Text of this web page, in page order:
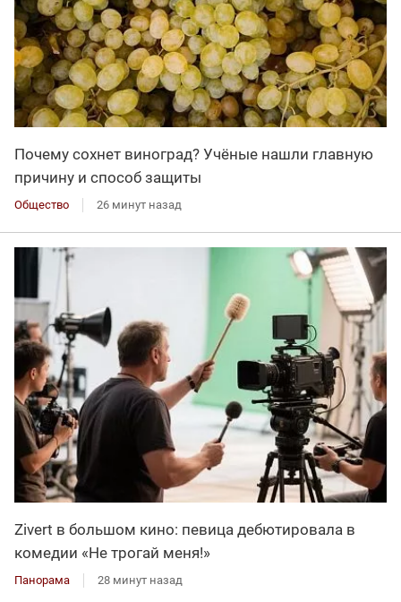
Почему сохнет виноград? Учёные нашли главную
причину и способ защиты
Общество 26 минут назад
Zivert в большом кино: певица дебютировала в
комедии «Не трогай меня!»
Панорама 28 минут назад